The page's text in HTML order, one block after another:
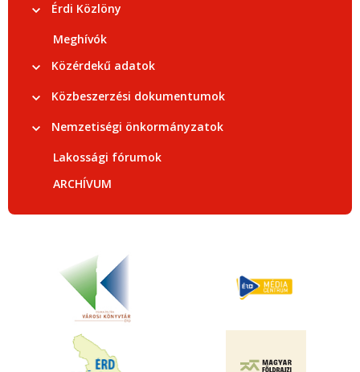
Érdi Közlöny
Meghívók
Közérdekű adatok
Közbeszerzési dokumentumok
Nemzetiségi önkormányzatok
Lakossági fórumok
ARCHÍVUM